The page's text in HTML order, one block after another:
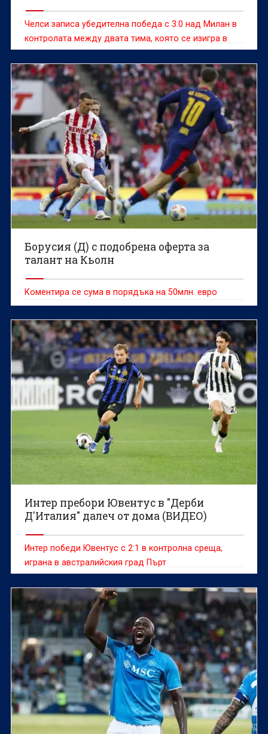
Челси записа убедителна победа с 3:0 над Милан в
контролата между двата тима, която се изигра в
Джакарта, Индонезия
Борусия (Д) с подобрена оферта за
талант на Кьолн
Коментира се сума в порядъка на 50млн. евро
Интер пребори Ювентус в "Дерби
Д'Италия" далеч от дома (ВИДЕО)
Интер победи Ювентус с 2:1 в контролна среща,
играна в австралийския град Пърт